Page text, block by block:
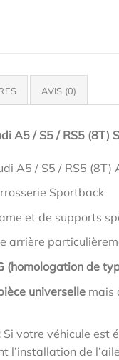
AVIS (0)
A5 / S5 / RS5 (8T)
A5 / S5 / RS5
Sportback
et de supports
arrière
(homologation de
universellemais
Si votre véhicule est
de